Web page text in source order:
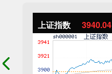
上证指数 3940.04